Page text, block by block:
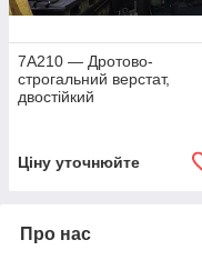
7А210 — Дротово-
строгальний верстат,
двостійкий
Ціну уточнюйте
Про нас